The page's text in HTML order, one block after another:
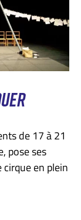
de 17 à 21
pose ses
en plein